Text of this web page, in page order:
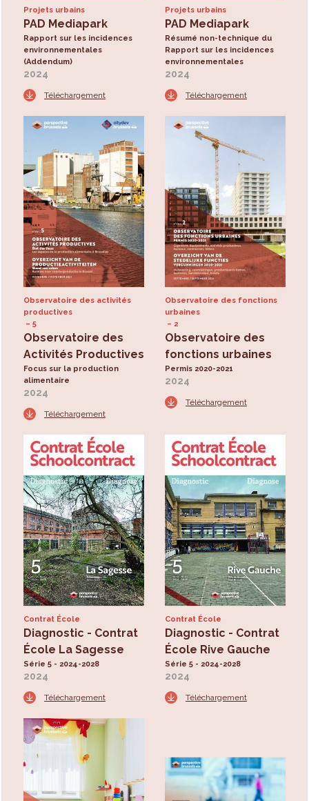
Projets urbains
PAD Mediapark
Rapport sur les incidences
environnementales
(Addendum)
2024
Téléchargement
Projets urbains
PAD Mediapark
Résumé non-technique du
Rapport sur les incidences
environnementales
2024
Téléchargement
Observatoire des activités
productives
5
Observatoire des
Activités Productives
Focus sur la production
alimentaire
2024
Téléchargement
Observatoire des fonctions
urbaines
2
Observatoire des
fonctions urbaines
Permis 2020-2021
2024
Téléchargement
Contrat École
Diagnostic - Contrat
École La Sagesse
Série 5 - 2024-2028
2024
Téléchargement
Contrat École
Diagnostic - Contrat
École Rive Gauche
Série 5 - 2024-2028
2024
Téléchargement